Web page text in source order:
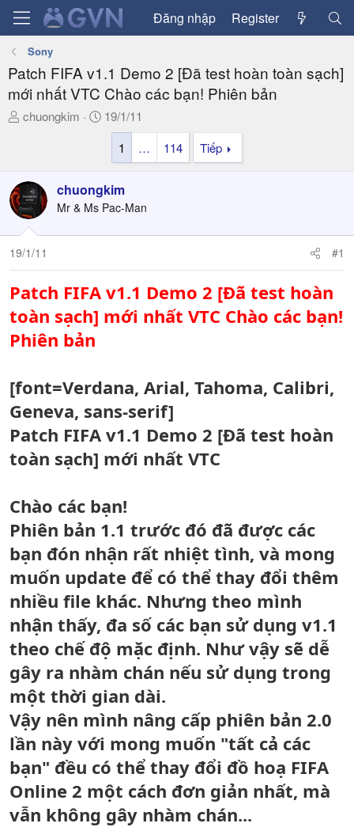
Đăng nhập Register
Sony
Patch FIFA v1.1 Demo 2 [Đã test hoàn toàn sạch]
mới nhất VTC Chào các bạn! Phiên bản
T
a
d
s
t
a
e
r
chuongkim
N
g
ử
i
19/1/11
1
… 114 Tiếp
chuongkim
Mr & Ms Pac-Man
19/1/11 #1
Patch FIFA v1.1 Demo 2 [Đã test hoàn
toàn sạch] mới nhất VTC Chào các bạn!
Phiên bản
[font=Verdana, Arial, Tahoma, Calibri,
Geneva, sans-serif]
Patch FIFA v1.1 Demo 2 [Đã test hoàn
toàn sạch] mới nhất VTC
Chào các bạn!
Phiên bản 1.1 trước đó đã được các
bạn đón nhận rất nhiệt tình, và mong
muốn update để có thể thay đổi thêm
nhiều file khác. Nhưng theo mình
nhận thấy, đa số các bạn sử dụng v1.1
theo chế độ mặc định. Như vậy sẽ dễ
gây ra nhàm chán nếu sử dụng trong
một thời gian dài.
Vậy nên mình nâng cấp phiên bản 2.0
lần này với mong muốn "tất cả các
bạn" đều có thể thay đổi đồ hoạ FIFA
Online 2 một cách đơn giản nhất, mà
vẫn không gây nhàm chán...